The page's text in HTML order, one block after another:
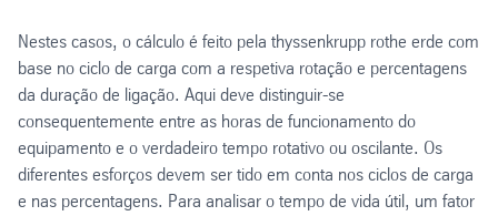
Nestes casos, o cálculo é feito pela thyssenkrupp rothe erde com
base no ciclo de carga com a respetiva rotação e percentagens
da duração de ligação. Aqui deve distinguir-se
consequentemente entre as horas de funcionamento do
equipamento e o verdadeiro tempo rotativo ou oscilante. Os
diferentes esforços devem ser tido em conta nos ciclos de carga
e nas percentagens. Para analisar o tempo de vida útil, um fator